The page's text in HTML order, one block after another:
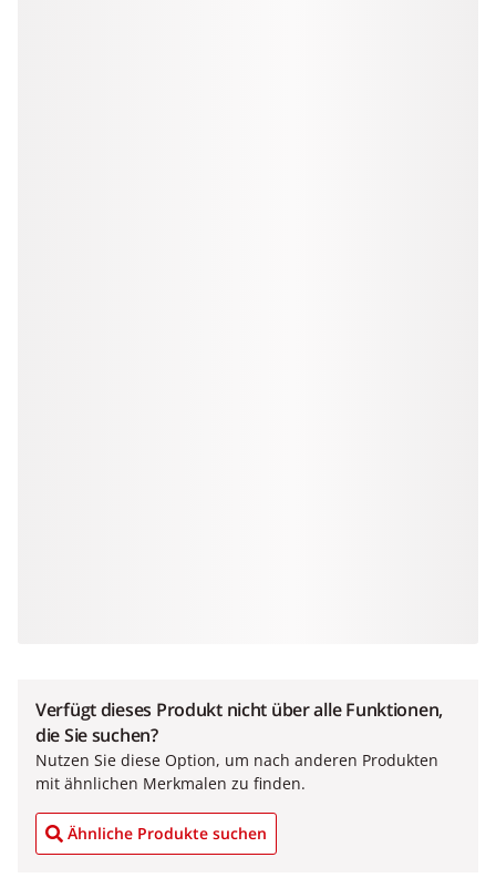
Verfügt dieses Produkt nicht über alle Funktionen,
die Sie suchen?
Nutzen Sie diese Option, um nach anderen Produkten
mit ähnlichen Merkmalen zu finden.
Ähnliche Produkte suchen